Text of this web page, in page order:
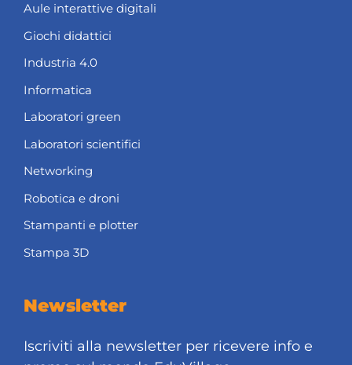
Aule interattive digitali
Giochi didattici
Industria 4.0
Informatica
Laboratori green
Laboratori scientifici
Networking
Robotica e droni
Stampanti e plotter
Stampa 3D
Newsletter
Iscriviti alla newsletter per ricevere info e